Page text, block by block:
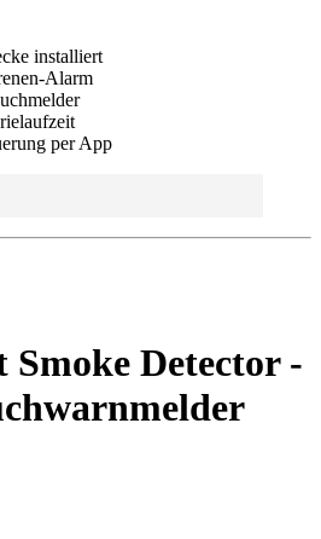
installiert
Alarm
per App
Detector -